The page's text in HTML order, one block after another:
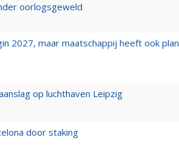
oorlogsgeweld
2027, maar maatschappij heeft ook plan
op luchthaven Leipzig
door staking